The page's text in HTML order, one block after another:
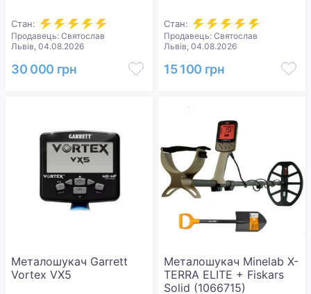
Стан:
Продавець: Святослав
Львів, 04.08.2026
30 000 грн
Стан:
Продавець: Святослав
Львів, 04.08.2026
15 100 грн
Металошукач Garrett
Vortex VX5
Металошукач Minelab X-
TERRA ELITE + Fiskars
Solid (1066715)